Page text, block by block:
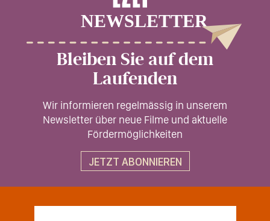
Bleiben Sie auf dem
Laufenden
Wir informieren regelmässig in unserem
Newsletter über neue Filme und aktuelle
Fördermöglichkeiten
JETZT ABONNIEREN